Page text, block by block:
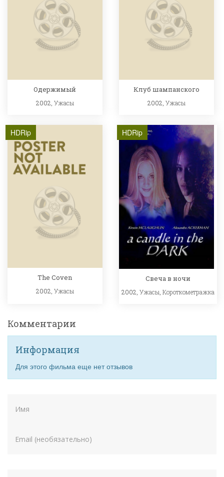
Одержимый
2002, Ужасы
Клуб шампанского
2002,Ужасы
HDRip
The Coven
2002, Ужасы
HDRip
Свеча в ночи
2002,Ужасы ,Короткометражка
Комментарии
Информация
Для этого фильма еще нет отзывов